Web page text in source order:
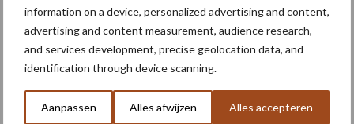
information on a device, personalized advertising and content,
advertising and content measurement, audience research,
and services development, precise geolocation data, and
identification through device scanning.
Aanpassen Alles afwijzen Alles accepteren
Aardappelen
oogsten